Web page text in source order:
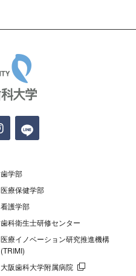
歯学部
医療保健学部
看護学部
歯科衛生士研修センター
医療イノベーション研究推進機構
(TRIMI)
大阪歯科大学附属病院